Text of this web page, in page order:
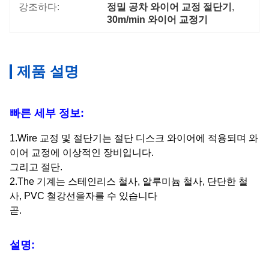
강조하다:
정밀 공차 와이어 교정 절단기 ,
30m/min 와이어 교정기
제품 설명
빠른 세부 정보:
1.Wire 교정 및 절단기는 절단 디스크 와이어에 적용되며 와
이어 교정에 이상적인 장비입니다.
그리고 절단.
2.The 기계는 스테인리스 철사, 알루미늄 철사, 단단한 철
사, PVC 철강선을자를 수 있습니다
곧.
설명: